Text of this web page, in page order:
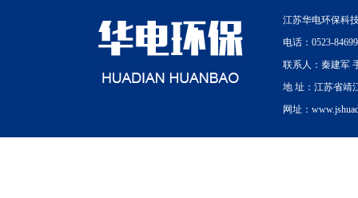
江苏华电环保科
电话：0523-
联系人：秦建军
地 址：江苏省靖
网址：